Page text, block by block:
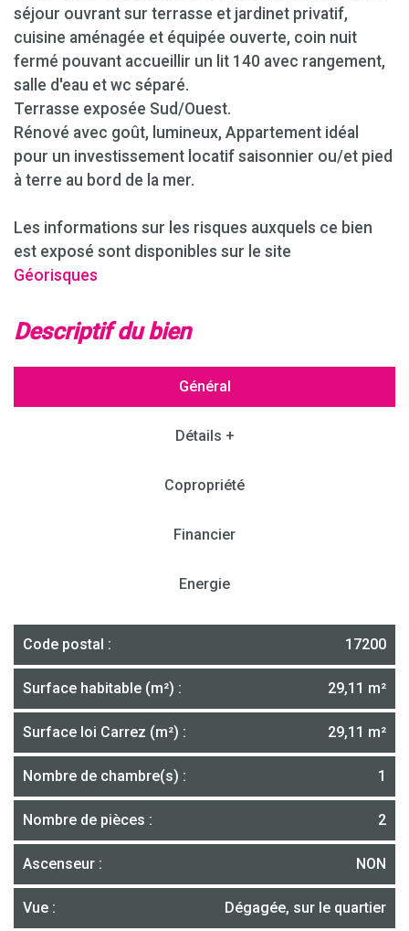
séjour ouvrant sur terrasse et jardinet privatif,
cuisine aménagée et équipée ouverte, coin nuit
fermé pouvant accueillir un lit 140 avec rangement,
salle d'eau et wc séparé.
Terrasse exposée Sud/Ouest.
Rénové avec goût, lumineux, Appartement idéal
pour un investissement locatif saisonnier ou/et pied
à terre au bord de la mer.
Les informations sur les risques auxquels ce bien
est exposé sont disponibles sur le site
Géorisques
descriptif du bien
Général
Détails +
Copropriété
Financier
Energie
Code postal : 17200
Surface habitable (m²) : 29,11 m²
Surface loi Carrez (m²) : 29,11 m²
Nombre de chambre(s) : 1
Nombre de pièces : 2
Ascenseur : NON
Vue : Dégagée, sur le quartier